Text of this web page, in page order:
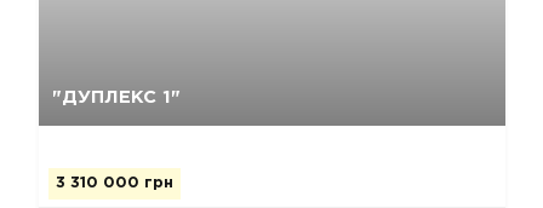
"ДУПЛЕКС 1"
3 310 000 грн